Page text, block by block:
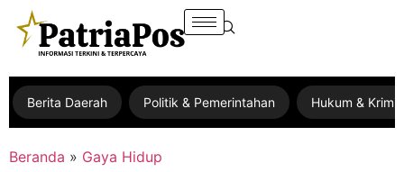
Berita Daerah Politik & Pemerintahan Hukum &
Beranda » Gaya Hidup